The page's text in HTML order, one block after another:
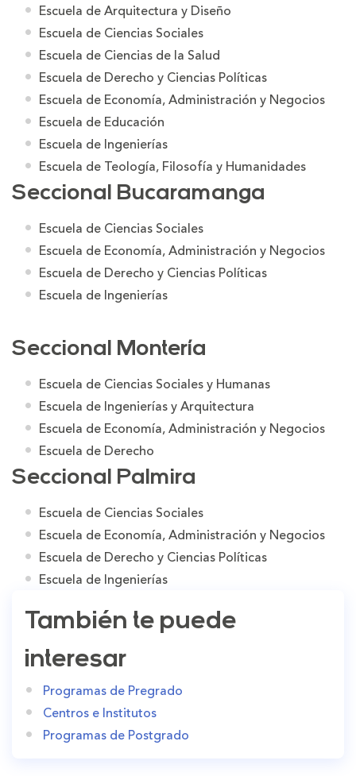
Escuela de Arquitectura y Diseño
Escuela de Ciencias Sociales
Escuela de Ciencias de la Salud
Escuela de Derecho y Ciencias Políticas
Escuela de Economía, Administración y Negocios
Escuela de Educación
Escuela de Ingenierías
Escuela de Teología, Filosofía y Humanidades
Seccional Bucaramanga
Escuela de Ciencias Sociales
Escuela de Economía, Administración y Negocios
Escuela de Derecho y Ciencias Políticas
Escuela de Ingenierías
Seccional Montería
Escuela de Ciencias Sociales y Humanas
Escuela de Ingenierías y Arquitectura
Escuela de Economía, Administración y Negocios
Escuela de Derecho
Seccional Palmira
Escuela de Ciencias Sociales
Escuela de Economía, Administración y Negocios
Escuela de Derecho y Ciencias Políticas
Escuela de Ingenierías
También te puede
interesar
Programas de Pregrado
Centros e Institutos
Programas de Postgrado